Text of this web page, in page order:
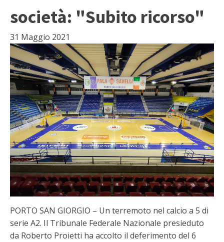
società: "Subito ricorso"
31 Maggio 2021
PORTO SAN GIORGIO – Un terremoto nel calcio a 5 di
serie A2. Il Tribunale Federale Nazionale presieduto
da Roberto Proietti ha accolto il deferimento del 6